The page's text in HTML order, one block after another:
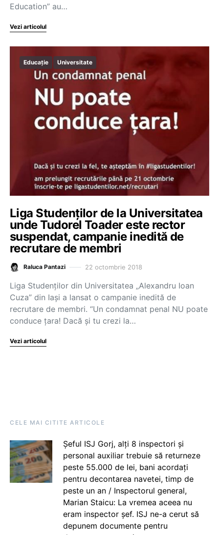
Education” au…
Vezi articolul
Educație Universitate
Liga Studenților de la Universitatea
unde Tudorel Toader este rector
suspendat, campanie inedită de
recrutare de membri
Raluca Pantazi 22 octombrie 2018
Liga Studenţilor din Universitatea „Alexandru Ioan
Cuza” din Iaşi a lansat o campanie inedită de
recrutare de membri. “Un condamnat penal NU poate
conduce țara! Dacă și tu crezi la…
Vezi articolul
CELE MAI CITITE ARTICOLE
Șeful ISJ Gorj, alți 8 inspectori și
personal auxiliar trebuie să returneze
peste 55.000 de lei, bani acordați
pentru decontarea navetei, timp de
peste un an / Inspectorul general,
Marian Staicu: La vremea aceea nu
eram inspector șef. ISJ ne-a cerut să
depunem documente pentru